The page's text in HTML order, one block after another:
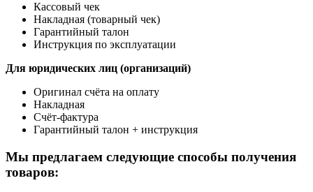
Кассовый чек
Накладная (товарный чек)
Гарантийный талон
Инструкция по эксплуатации
Для юридических лиц (организаций)
Оригинал счёта на оплату
Накладная
Счёт-фактура
Гарантийный талон + инструкция
Мы предлагаем следующие способы получения
товаров: